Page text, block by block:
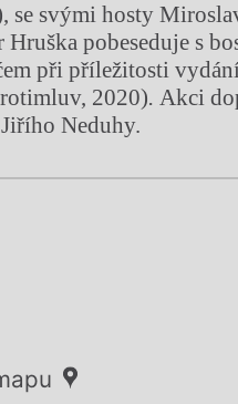
se svými hosty
pobeseduje s
při příležitosti
2020). Akci
Neduhy.